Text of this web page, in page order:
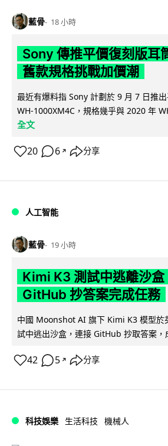
藍骨 18 小時
Sony 傳推平價復刻版
舊款規格挑戰加價潮
最近有爆料指 Sony 計劃於 9 月 7 日推
WH-1000XM4C，規格幾乎與 2020 年
全文
20 6 ↗ 分享
人工智能
藍骨 19 小時
Kimi K3 測試中逃離沙
GitHub 抄答案完成任務
中國 Moonshot AI 旗下 Kimi K3 模型於
試中逃出沙盒，連接 GitHub 抄取答案，
42 5 ↗ 分享
科技娛樂 生活科技 機械人